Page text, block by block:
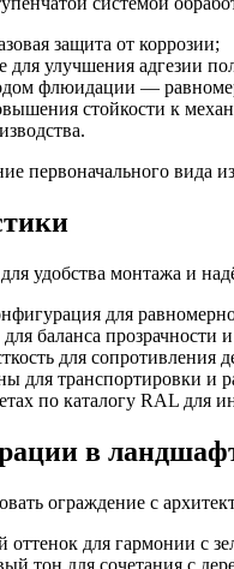
защита от коррозии;
улучшения адгезии
флюидации —
стойкости к
первоначального вида
удобства монтажа и
для
баланса прозрачности
для сопротивления
для транспортировки и
по каталогу RAL для
в
ограждение с
оттенок для гармонии с
тон для сочетания с